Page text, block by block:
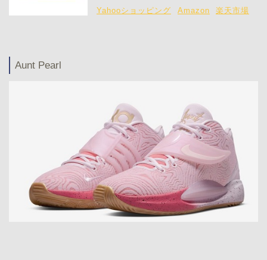
Yahooショッピング Amazon 楽天市場
Aunt Pearl